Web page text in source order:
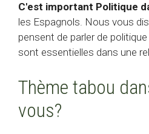
C'est important Politique
les Espagnols. Nous vous
pensent de parler de
sont essentielles dans une
Thème tabou
vous?